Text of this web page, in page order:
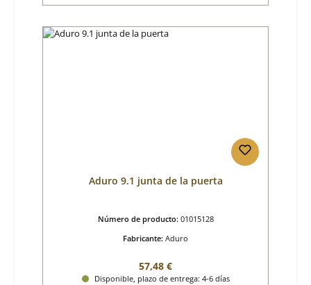
Aduro 9.1 junta de la puerta
Número de producto: 01015128
Fabricante: Aduro
Precio normal:
57,48 €
Disponible, plazo de entrega: 4-6 días